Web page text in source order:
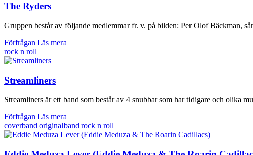
The Ryders
Gruppen består av följande medlemmar fr. v. på bilden: Per Olof Bäckman,
Förfrågan Läs mera
rock n roll
Streamliners
Streamliners är ett band som består av 4 snubbar som har tidigare och olika
Förfrågan Läs mera
coverband originalband rock n roll